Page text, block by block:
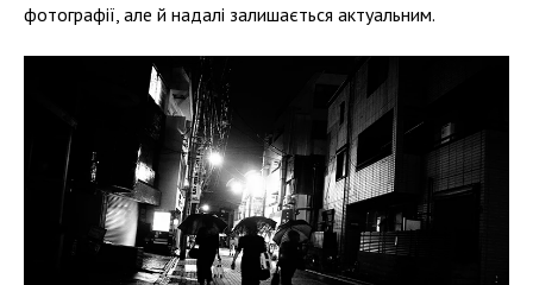
фотографії, але й надалі залишається актуальним.